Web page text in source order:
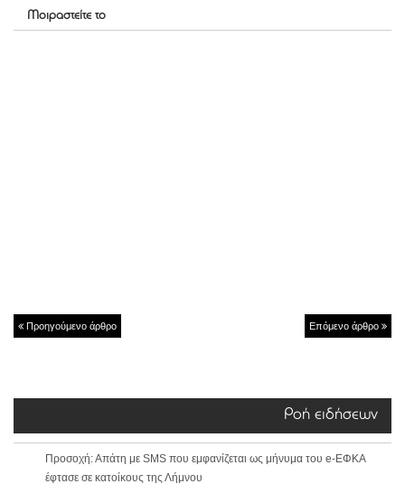
Μοιραστείτε το
Προηγούμενο άρθρο Επόμενο άρθρο
Ροή ειδήσεων
Προσοχή: Απάτη με SMS που εμφανίζεται ως μήνυμα του e-ΕΦΚΑ
έφτασε σε κατοίκους της Λήμνου